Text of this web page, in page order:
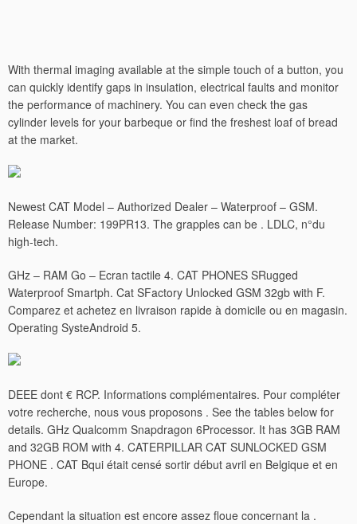
With thermal imaging available at the simple touch of a button, you
can quickly identify gaps in insulation, electrical faults and monitor
the performance of machinery. You can even check the gas
cylinder levels for your barbeque or find the freshest loaf of bread
at the market.
Newest CAT Model – Authorized Dealer – Waterproof – GSM.
Release Number: 199PR13. The grapples can be . LDLC, n°du
high-tech.
GHz – RAM Go – Ecran tactile 4. CAT PHONES SRugged
Waterproof Smartph. Cat SFactory Unlocked GSM 32gb with F.
Comparez et achetez en livraison rapide à domicile ou en magasin.
Operating SysteAndroid 5.
DEEE dont € RCP. Informations complémentaires. Pour compléter
votre recherche, nous vous proposons . See the tables below for
details. GHz Qualcomm Snapdragon 6Processor. It has 3GB RAM
and 32GB ROM with 4. CATERPILLAR CAT SUNLOCKED GSM
PHONE . CAT Bqui était censé sortir début avril en Belgique et en
Europe.
Cependant la situation est encore assez floue concernant la .